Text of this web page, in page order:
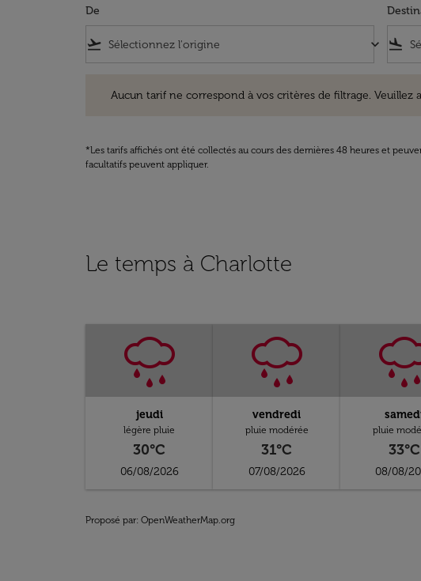
De
flight_takeoff keyboard_arrow_down flight_land
Aucun tarif ne correspond à vos critères de filtrage. Veuillez
*Les tarifs affichés ont été collectés au cours des dernières 48 heures et
facultatifs peuvent appliquer.
Le temps à Charlotte
jeudi
légère pluie
30°C
06/08/2026
vendredi
pluie modérée
31°C
07/08/2026
pluie
33°C
08/08/
Proposé par: OpenWeatherMap.org